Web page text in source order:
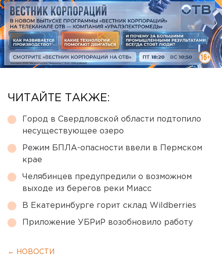
ЧИТАЙТЕ ТАКЖЕ:
Город в Свердловской области подтопило
несуществующее озеро
Режим БПЛА-опасности ввели в Пермском
крае
Челябинцев предупредили о возможном
выходе из берегов реки Миасс
В Екатеринбурге горит склад Wildberries
Приложение УБРиР возобновило работу
← НОВОСТИ